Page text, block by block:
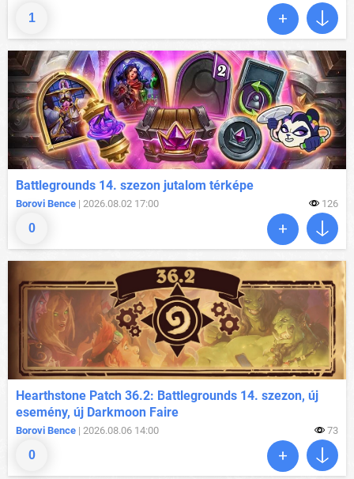
1
0
Battlegrounds 14. szezon jutalom térképe
Borovi Bence | 2026.08.02 17:00 126
0
Hearthstone Patch 36.2: Battlegrounds 14. szezon, új
esemény, új Darkmoon Faire
Borovi Bence | 2026.08.06 14:00 73